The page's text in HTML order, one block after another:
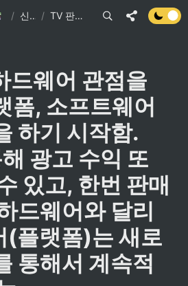
IT관련 기사
/ 신문스크랩 요약 / TV 판매, 하드웨어 관점을 넘어서 플랫폼, 소프트웨어 또한 집중을 하기 시작함. FAST를 통해 광고 수익 또한 고려할 수 있고, 한번 판매하면 끝인 하드웨어와 달리 소프트웨어(플랫폼)는 새로운 컨텐츠를 통해서 계속적인 발전 가능
드웨어 관점을
폼, 소프트웨어
하기 시작함.
광고 수익 또
있고, 한번 판매
드웨어와 달리
(플랫폼)는 새로
통해서 계속적